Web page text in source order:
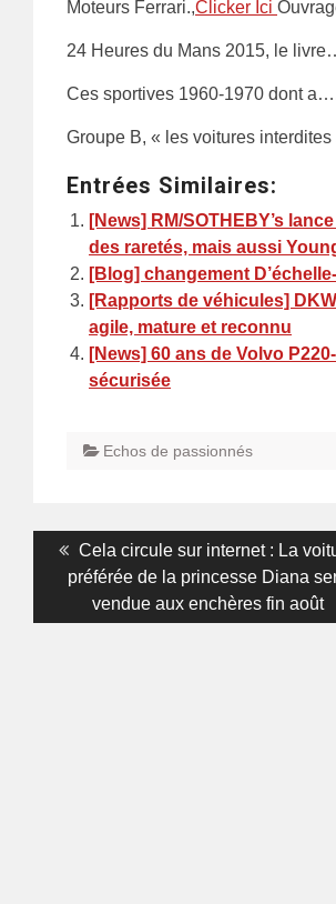
Moteurs Ferrari.,Clicker Ici
24 Heures du Mans 2015, le
Ces sportives 1960-1970 dont
Groupe B, « les voitures interdites
Entrées Similaires:
[News] RM/SOTHEBY’s
des raretés, mais aussi
[Blog] changement
[Rapports de véhicules]
agile, mature et reconnu
[News] 60 ans de Volvo
sécurisée
Echos de passionnés
Navigation
l’article
Previous
post:
Cela circule sur internet : La
préférée de la princesse Diana
vendue aux enchères fin août